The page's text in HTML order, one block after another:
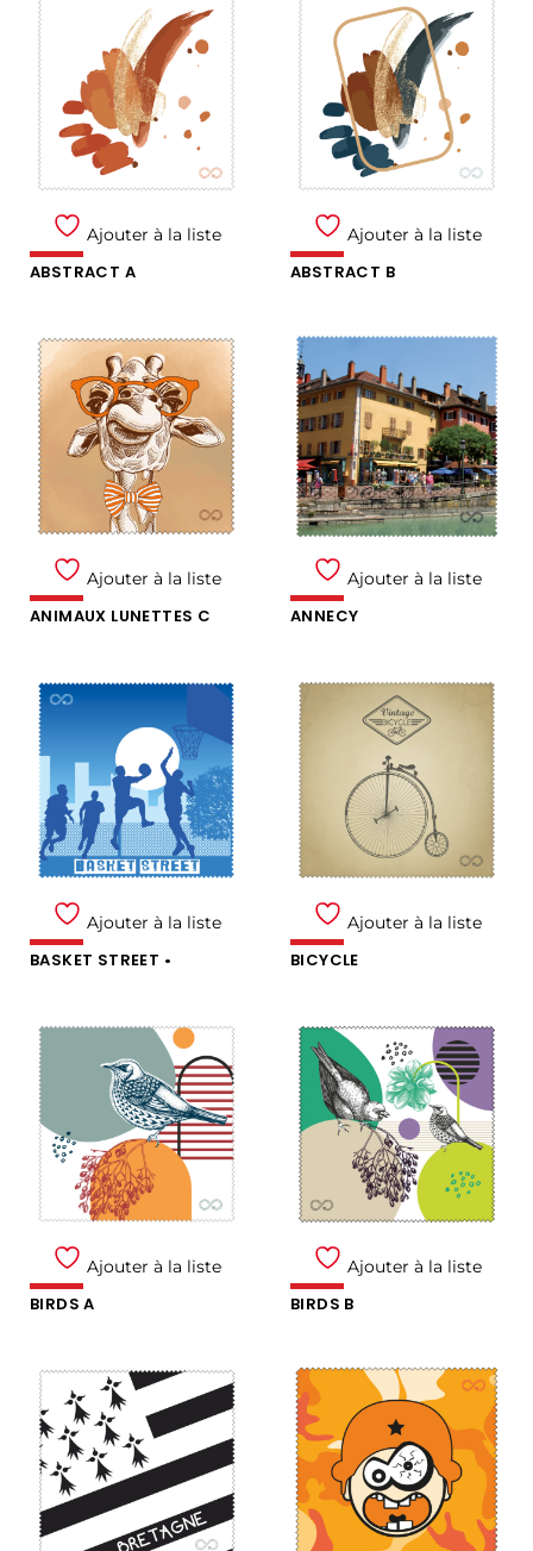
Ajouter à la liste
ABSTRACT A
Ajouter à la liste
ABSTRACT B
Ajouter à la liste
ANIMAUX LUNETTES C
Ajouter à la liste
ANNECY
Ajouter à la liste
BASKET STREET •
Ajouter à la liste
BICYCLE
Ajouter à la liste
BIRDS A
Ajouter à la liste
BIRDS B